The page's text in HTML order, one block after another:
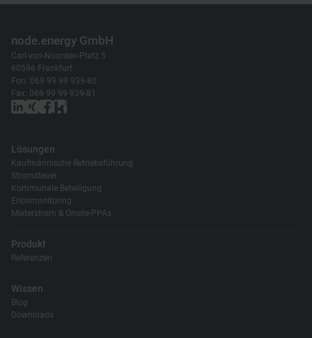
node.energy GmbH
Carl-von-Noorden-Platz 5
60596 Frankfurt
Fon: 069 99 99 939-80
Fax: 069 99 99 939-81
Lösungen
Kaufmännische Betriebsführung
Stromsteuer
Kommunale Beteiligung
Erlösmonitoring
Mieterstrom & Onsite-PPAs
Produkt
Referenzen
Wissen
Blog
Downloads